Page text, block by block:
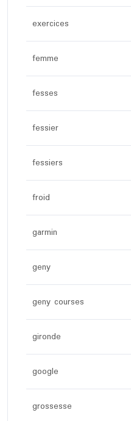
exercices
femme
fesses
fessier
fessiers
froid
garmin
geny
geny courses
gironde
google
grossesse